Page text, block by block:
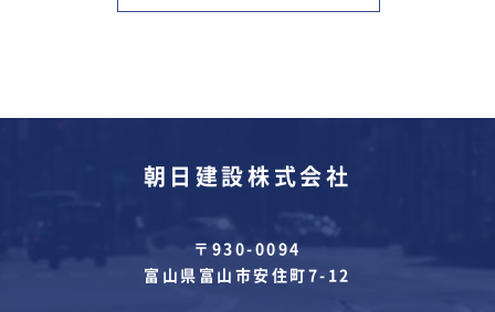
朝日建設株式会社
〒930-0094
富山県富山市安住町7-12